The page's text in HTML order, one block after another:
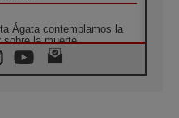
Ágata contemplamos la
sobre la muerte
el Santuario de la Madre